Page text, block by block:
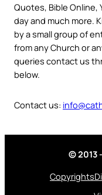
Quotes, Bible Online,
day and much more.
by a small group of
from any Church or
queries contact us
below.
Contact us:
© 2013
Copyrights